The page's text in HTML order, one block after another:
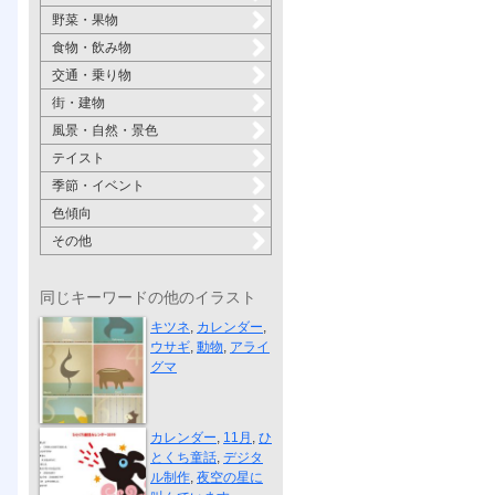
野菜・果物
食物・飲み物
交通・乗り物
街・建物
風景・自然・景色
テイスト
季節・イベント
色傾向
その他
同じキーワードの他のイラスト
卓上カレンダ...
キツネ, カレンダー,
ウサギ, 動物, アライ
グマ
夜空の星に叫...
カレンダー, 11月 , ひ
とくち童話, デジタ
ル制作, 夜空の星に